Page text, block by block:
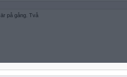
är på gång. Två